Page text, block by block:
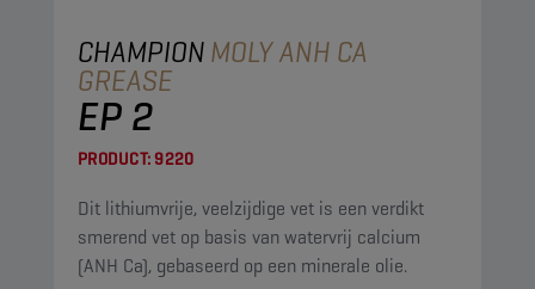
CHAMPIONMOLY ANH CA
GREASE
EP 2
PRODUCT:9220
Dit lithiumvrije, veelzijdige vet is een verdikt
smerend vet op basis van watervrij calcium
(ANH Ca), gebaseerd op een minerale olie.